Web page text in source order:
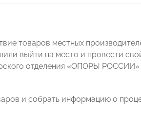
товаров местных
выйти на место и провести
отделения «ОПОРЫ РОССИИ»
и собрать информацию о